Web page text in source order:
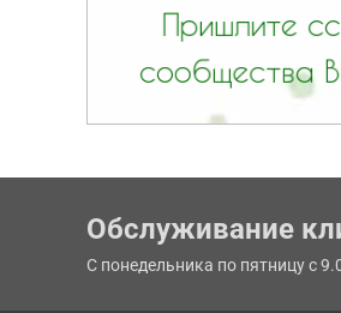
Обслуживание
С понедельника по пятницу с